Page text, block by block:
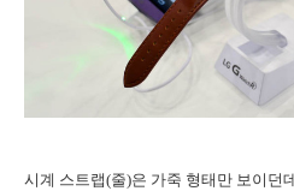
시계 스트랩(줄)은 가죽 형태만 보이던